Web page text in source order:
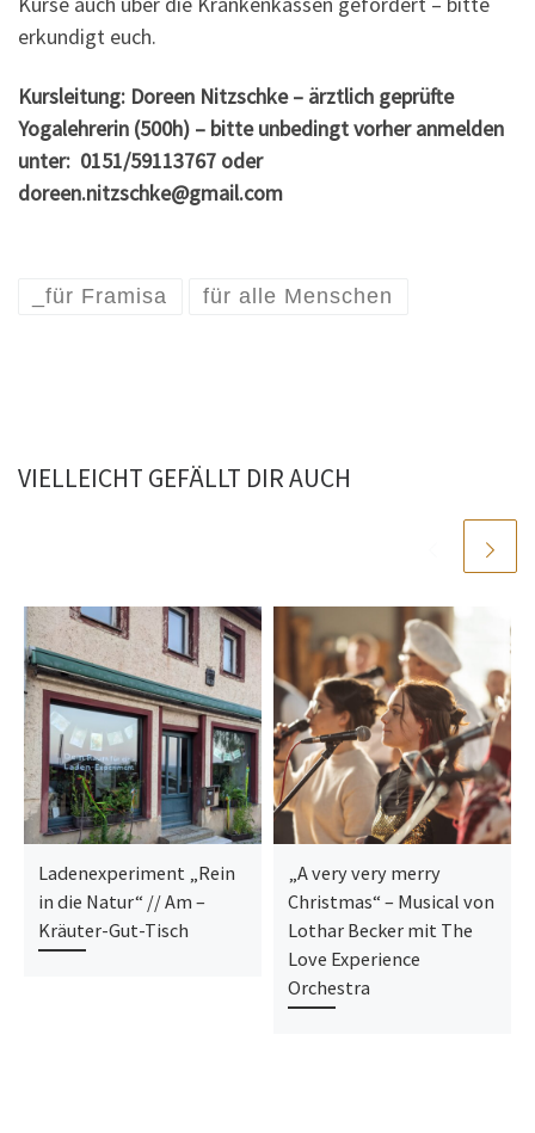
erkundigt euch.
Kursleitung: Doreen Nitzschke – ärztlich geprüfte
Yogalehrerin (500h) – bitte unbedingt vorher anmelden
unter: 0151/59113767 oder
doreen.nitzschke@gmail.com
_für Framisa für alle Menschen
VIELLEICHT GEFÄLLT DIR AUCH
Ladenexperiment „Rein
in die Natur“ // Am –
Kräuter-Gut-Tisch
„A very very merry
Christmas“ – Musical von
Lothar Becker mit The
Love Experience
Orchestra